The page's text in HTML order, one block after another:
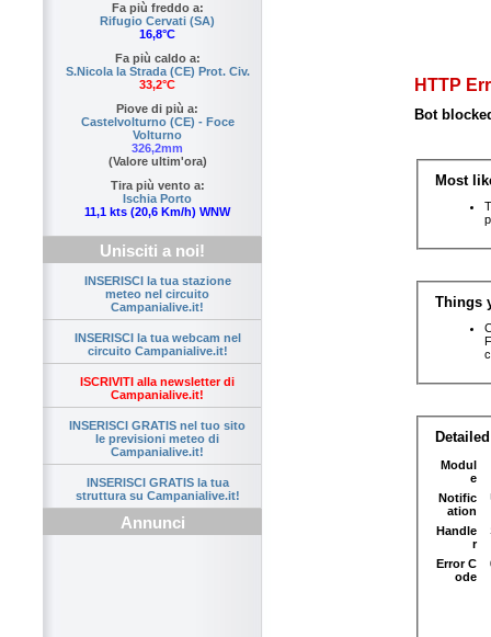
Fa più freddo a:
Rifugio Cervati (SA)
16,8°C
Fa più caldo a:
S.Nicola la Strada (CE) Prot. Civ.
33,2°C
Piove di più a:
Castelvolturno (CE) - Foce
Volturno
326,2mm
(Valore ultim'ora)
Tira più vento a:
Ischia Porto
11,1 kts (20,6 Km/h) WNW
Unisciti a noi!
INSERISCI la tua stazione
meteo nel circuito
Campanialive.it!
INSERISCI la tua webcam nel
circuito Campanialive.it!
ISCRIVITI alla newsletter di
Campanialive.it!
INSERISCI GRATIS nel tuo sito
le previsioni meteo di
Campanialive.it!
INSERISCI GRATIS la tua
struttura su Campanialive.it!
Annunci